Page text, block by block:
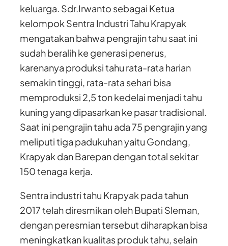
keluarga. Sdr.Irwanto sebagai Ketua
kelompok Sentra Industri Tahu Krapyak
mengatakan bahwa pengrajin tahu saat ini
sudah beralih ke generasi penerus,
karenanya produksi tahu rata-rata harian
semakin tinggi, rata-rata sehari bisa
memproduksi 2,5 ton kedelai menjadi tahu
kuning yang dipasarkan ke pasar tradisional.
Saat ini pengrajin tahu ada 75 pengrajin yang
meliputi tiga padukuhan yaitu Gondang,
Krapyak dan Barepan dengan total sekitar
150 tenaga kerja.
Sentra industri tahu Krapyak pada tahun
2017 telah diresmikan oleh Bupati Sleman,
dengan peresmian tersebut diharapkan bisa
meningkatkan kualitas produk tahu, selain